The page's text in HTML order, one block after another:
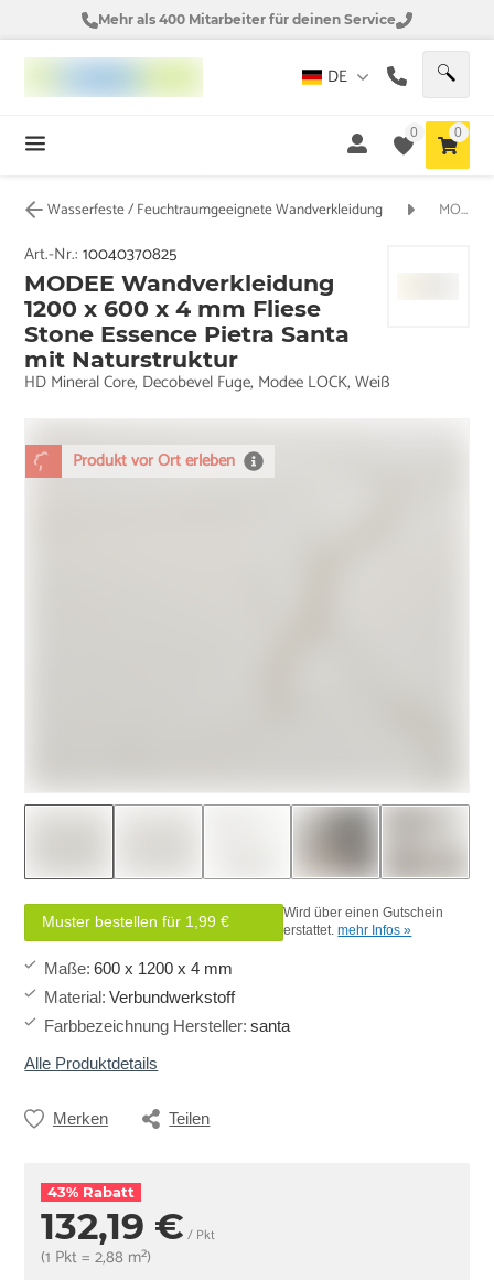
Mehr als 400 Mitarbeiter für deinen Service
DE
0 0
Wasserfeste / Feuchtraumgeeignete Wandverkleidung MODEE Wandverkleidung Stone Essence Pietra Santa White
Produkt vor Ort erleben
Art.-Nr.:10040370825
MODEE Wandverkleidung
1200 x 600 x 4 mm Fliese
Stone Essence Pietra Santa
mit Naturstruktur
HD Mineral Core, Decobevel Fuge, Modee LOCK, Weiß
Muster bestellen für 1,99 €
Wird über einen Gutschein
erstattet.mehr Infos »
Maße: 600 x 1200 x 4 mm
Material: Verbundwerkstoff
Farbbezeichnung Hersteller: santa
Alle Produktdetails
Merken Teilen
43% Rabatt
132,19 € / Pkt
(1 Pkt = 2,88 m²)